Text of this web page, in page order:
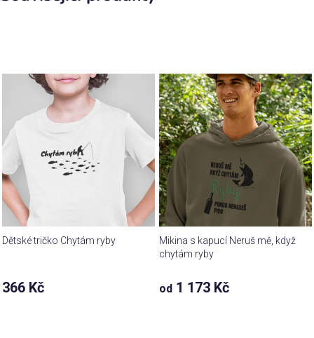
Dětské tričko Chytám ryby
366 Kč
Mikina s kapucí Neruš mě, když
chytám ryby
od 1 173 Kč